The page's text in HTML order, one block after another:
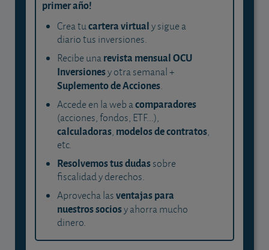
primer año!
Crea tucartera virtualy sigue a
diario tus inversiones.
Recibe unarevista mensual OCU
Inversionesy otra semanal +
Suplemento de Acciones.
Accede en la web acomparadores
(acciones, fondos, ETF...),
calculadoras, modelos de contratos,
etc.
Resolvemos tus dudassobre
fiscalidad y derechos.
Aprovecha lasventajas para
nuestros sociosy ahorra mucho
dinero.